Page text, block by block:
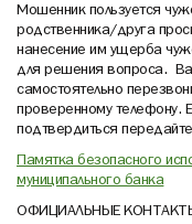
Мошенник пользуется
родственника/друга
нанесение им ущерба
для решения вопроса.
самостоятельно
проверенному телефону.
подтвердиться
Памятка безопасного
муниципального банка
ОФИЦИАЛЬНЫЕ